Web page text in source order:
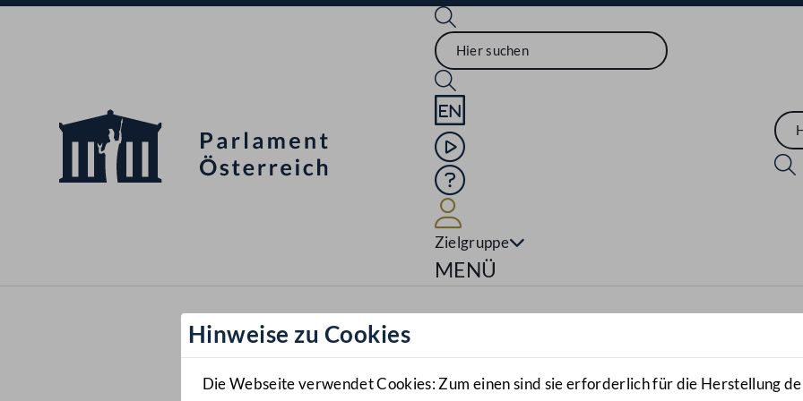
Sprache English
Mediathek
Hilfe
Zielgruppe
Navigationsmenü öffnen
MENÜ
Hinweise zu Cookies
Die Webseite verwendet Cookies: Zum einen sind sie erforderlich für die Herstellung